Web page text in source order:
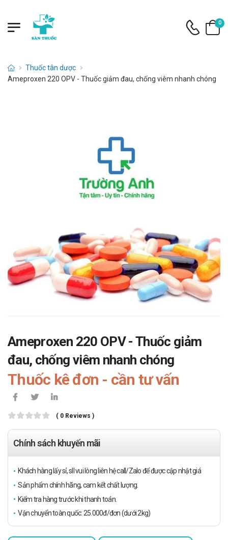
0
Thuốc tân dược
Ameproxen 220 OPV - Thuốc giảm đau, chống viêm nhanh chóng
Ameproxen 220 OPV - Thuốc giảm
đau, chống viêm nhanh chóng
Thuốc kê đơn - cần tư vấn
( 0 Reviews )
Chính sách khuyến mãi
Khách hàng lấy sỉ, sll vui lòng liên hệ call/Zalo để được cập nhật giá
Sản phẩm chính hãng, cam kết chất lượng.
Kiểm tra hàng trước khi thanh toán.
Vận chuyển toàn quốc: 25.000đ/đơn (dưới 2kg)